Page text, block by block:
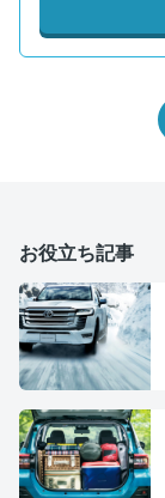
お役立ち記事